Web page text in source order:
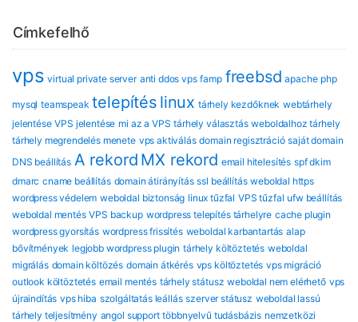
Címkefelhő
vps virtual private server anti ddos vps famp freebsd apache php
mysql teamspeak telepítés linux tárhely kezdőknek webtárhely
jelentése VPS jelentése mi az a VPS tárhely választás weboldalhoz tárhely
tárhely megrendelés menete vps aktiválás domain regisztráció saját domain
DNS beállítás A rekord MX rekord email hitelesítés spf dkim
dmarc cname beállítás domain átirányítás ssl beállítás weboldal https
wordpress védelem weboldal biztonság linux tűzfal VPS tűzfal ufw beállítás
weboldal mentés VPS backup wordpress telepítés tárhelyre cache plugin
wordpress gyorsítás wordpress frissítés weboldal karbantartás alap
bővítmények legjobb wordpress plugin tárhely költöztetés weboldal
migrálás domain költözés domain átkérés vps költöztetés vps migráció
outlook költöztetés email mentés tárhely státusz weboldal nem elérhető vps
újraindítás vps hiba szolgáltatás leállás szerver státusz weboldal lassú
tárhely teljesítmény angol support többnyelvű tudásbázis nemzetközi